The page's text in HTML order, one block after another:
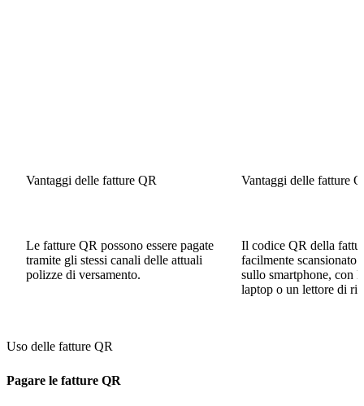
Vantaggi delle fatture QR
Le fatture QR possono essere pagate
tramite gli stessi canali delle attuali
polizze di versamento.
Vantaggi delle fatture
Il codice QR della
facilmente scansionato
sullo smartphone, con
laptop o un lettore di
Uso delle fatture QR
Pagare le fatture QR